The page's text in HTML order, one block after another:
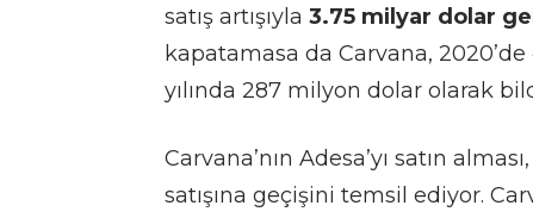
satış artışıyla 3.75 milyar dolar
kapatamasa da Carvana,
yılında 287 milyon dolar olarak
Carvana’nın Adesa’yı satın
satışına geçişini temsil ediyor.